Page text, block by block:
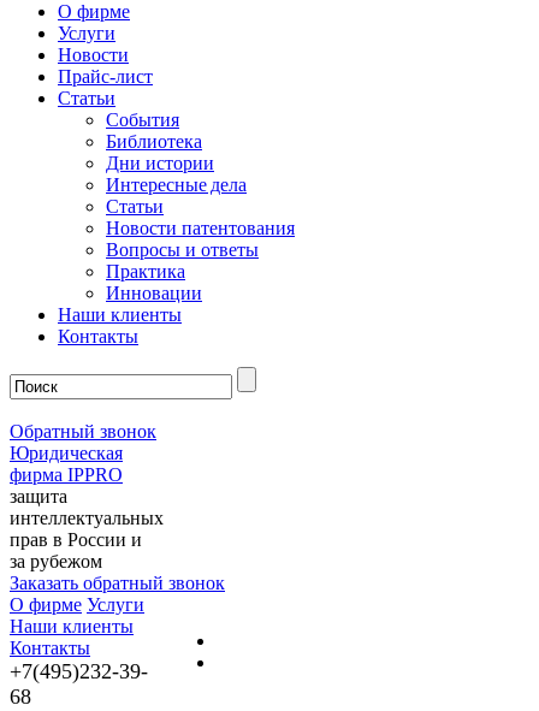
О фирме
Услуги
Новости
Прайс-лист
Статьи
События
Библиотека
Дни истории
Интересные дела
Статьи
Новости патентования
Вопросы и ответы
Практика
Инновации
Наши клиенты
Контакты
Обратный звонок
Юридическая
фирма IPPRO
защита
интеллектуальных
прав в России и
за рубежом
Заказать обратный звонок
О фирме Услуги
Наши клиенты
Контакты
+7(495)232-39-
68